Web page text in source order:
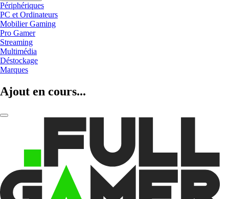
Périphériques
PC et Ordinateurs
Mobilier Gaming
Pro Gamer
Streaming
Multimédia
Déstockage
Marques
Ajout en cours...